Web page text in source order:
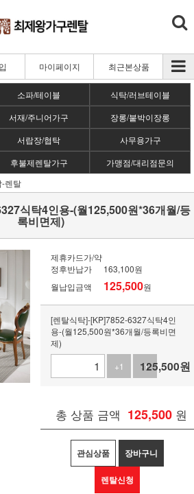
마이페이지 최근본상품
소파/테이블
식탁/러브테이블
서재/주니어가구
장롱/붙박이장롱
서랍장/협탁
사무용가구
후불제렌탈가구
가맹점/대리점문의
렌탈
식탁4인용-(월125,500원*36개월/등
록비면제)
제휴카드가/약
정후반납가
163,100원
월납입금액
125,500원
[렌탈식탁]-[KP]7852-6327식탁4인
용-(월125,500원*36개월/등록비면
제)
+1
-1
125,500원
총 상품 금액 125,500 원
관심상품 장바구니
렌탈신청